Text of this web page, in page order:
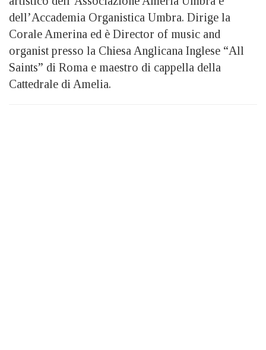
dell’Accademia Organistica Umbra. Dirige la
Corale Amerina ed è Director of music and
organist presso la Chiesa Anglicana Inglese “All
Saints” di Roma e maestro di cappella della
Cattedrale di Amelia.